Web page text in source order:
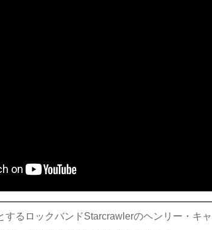
するロックバンドStarcrawlerのヘンリー・キ